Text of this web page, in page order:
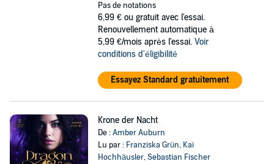
Pas de notations
6,99 € ou gratuit avec l'essai.
Renouvellement automatique à
5,99 €/mois après l'essai. Voir
conditions d'éligibilité
Essayez Standard gratuitement
Krone der Nacht
De :Amber Auburn
Lu par : Franziska Grün, Kai
Hochhäusler,Sebastian Fischer